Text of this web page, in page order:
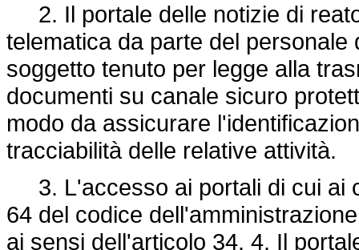
2. Il portale delle notizie di
telematica da parte del
soggetto tenuto per legge alla
documenti su canale sicuro
modo da assicurare
tracciabilità delle relative attività.
3. L'accesso ai portali di cui ai
64 del codice
ai sensi dell'articolo 34. 4. Il